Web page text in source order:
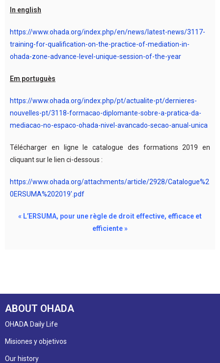
In english
https://www.ohada.org/index.php/en/news/latest-news/3117-
training-for-qualification-on-the-practice-of-mediation-in-
ohada-zone-advance-level-unique-session-of-the-year
Em portuguès
https://www.ohada.org/index.php/pt/actualite-pt/dernieres-
nouvelles-pt/3118-formacao-diplomante-sobre-a-pratica-da-
mediacao-no-espaco-ohada-nivel-avancado-secao-anual-unica
Télécharger en ligne le catalogue des formations 2019 en
cliquant sur le lien ci-dessous :
https://www.ohada.org/attachments/article/2928/Catalogue%2
0ERSUMA%202019′.pdf
« L’ERSUMA, pour une règle de droit effective, efficace et
efficiente »
ABOUT OHADA
OHADA Daily Life
Misiones y objetivos
Our history